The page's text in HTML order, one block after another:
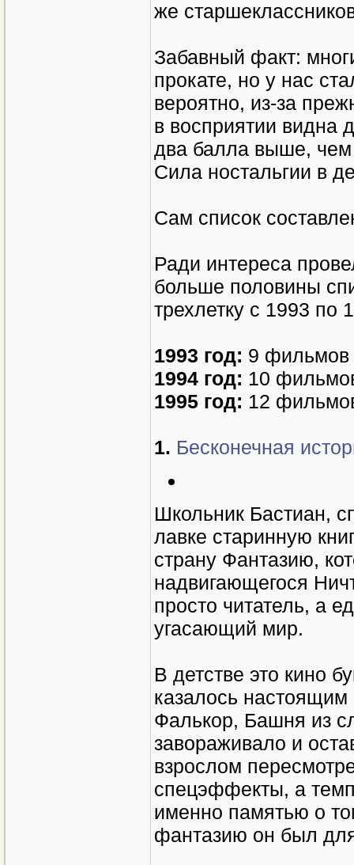
же
Забавный факт:
прокате, но у нас
вероятно, из-за
в восприятии видна
два балла выше, чем
Сила ностальгии в
Сам список
Ради интереса
больше половины
трехлетку с 1993 по
1993 год: 9 фильмов
1994 год: 10
1995 год: 12
1. Бесконечная
Школьник Бастиан,
лавке старинную
страну Фантазию,
надвигающегося
просто читатель, а
угасающий мир.
В детстве это кино
казалось
Фалькор, Башня из
завораживало и
взрослом
спецэффекты, а
именно памятью о
фантазию он был